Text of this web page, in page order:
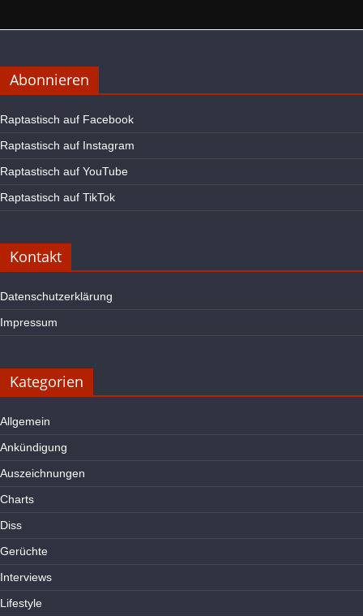
Abonnieren
Raptastisch auf Facebook
Raptastisch auf Instagram
Raptastisch auf YouTube
Raptastisch auf TikTok
Kontakt
Datenschutzerklärung
Impressum
Kategorien
Allgemein
Ankündigung
Auszeichnungen
Charts
Diss
Gerüchte
Interviews
Lifestyle